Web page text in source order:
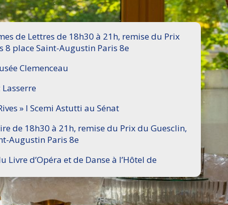
de Lettres de 18h30 à 21h, remise du Prix
8 place Saint-Augustin Paris 8e
Clemenceau
» I Scemi Astutti au Sénat
de 18h30 à 21h, remise du Prix du Guesclin,
Augustin Paris 8e
Livre d’Opéra et de Danse à l’Hôtel de